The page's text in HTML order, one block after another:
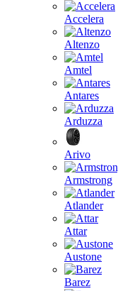
Accelera
Altenzo
Amtel
Antares
Arduzza
Arivo
Armstrong
Atlander
Attar
Austone
Barez